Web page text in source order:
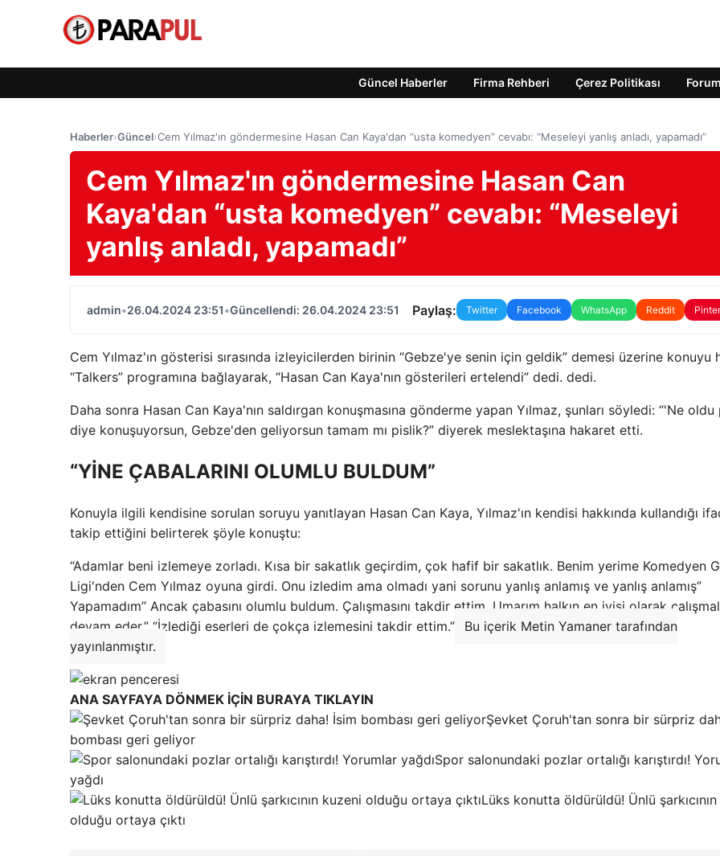
Güncel Haberler Firma Rehberi Çerez Politikası Forum
Haberler›Güncel›Cem Yılmaz'ın göndermesine Hasan Can Kaya'dan “usta komedyen” cevabı: “Meseleyi yanlış anladı, yapamadı”
Cem Yılmaz'ın göndermesine Hasan Can
Kaya'dan “usta komedyen” cevabı: “Meseleyi
yanlış anladı, yapamadı”
admin•26.04.2024 23:51•Güncellendi: 26.04.2024 23:51 Paylaş: Twitter Facebook WhatsApp Reddit
Cem Yılmaz'ın gösterisi sırasında izleyicilerden birinin “Gebze'ye senin için geldik” demesi üzerine konuyu
“Talkers” programına bağlayarak, “Hasan Can Kaya'nın gösterileri ertelendi” dedi. dedi.
Daha sonra Hasan Can Kaya'nın saldırgan konuşmasına gönderme yapan Yılmaz, şunları söyledi: “'Ne oldu
diye konuşuyorsun, Gebze'den geliyorsun tamam mı pislik?” diyerek meslektaşına hakaret etti.
“YİNE ÇABALARINI OLUMLU BULDUM”
Konuyla ilgili kendisine sorulan soruyu yanıtlayan Hasan Can Kaya, Yılmaz'ın kendisi hakkında kullandığı
takip ettiğini belirterek şöyle konuştu:
“Adamlar beni izlemeye zorladı. Kısa bir sakatlık geçirdim, çok hafif bir sakatlık. Benim yerime Komedyen
Ligi'nden Cem Yılmaz oyuna girdi. Onu izledim ama olmadı yani sorunu yanlış anlamış ve yanlış anlamış”
Yapamadım” Ancak çabasını olumlu buldum. Çalışmasını takdir ettim. Umarım halkın en iyisi olarak
devam eder.” “İzlediği eserleri de çokça izlemesini takdir ettim.”
Bu içerik Metin Yamaner tarafından
yayınlanmıştır.
ANA SAYFAYA DÖNMEK İÇİN BURAYA TIKLAYIN
Şevket Çoruh'tan sonra bir sürpriz
bombası geri geliyor
Spor salonundaki pozlar ortalığı karıştırdı!
yağdı
Lüks konutta öldürüldü! Ünlü
olduğu ortaya çıktı